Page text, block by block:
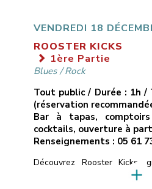
Guillaume
MamdyBatterie :
___________________________
VENDREDI 18
ROOSTER KICKS
1ère Partie
Blues/Rock
Tout public / Durée : 1h
(réservation
Bar à tapas,
cocktails, ouverture à
Renseignements : 05 61
Découvrez Rooster Kicks,
Blues Rock, nous vous